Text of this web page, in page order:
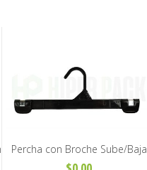
Percha con Broche Sube/Baja
para Pantalón y Pollera Adulto -